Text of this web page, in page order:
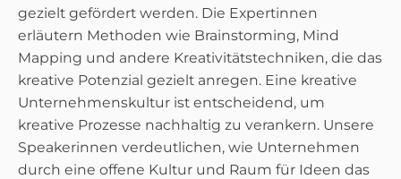
gezielt gefördert werden. Die Expertinnen
erläutern Methoden wie Brainstorming, Mind
Mapping und andere Kreativitätstechniken, die das
kreative Potenzial gezielt anregen. Eine kreative
Unternehmenskultur ist entscheidend, um
kreative Prozesse nachhaltig zu verankern. Unsere
Speakerinnen verdeutlichen, wie Unternehmen
durch eine offene Kultur und Raum für Ideen das